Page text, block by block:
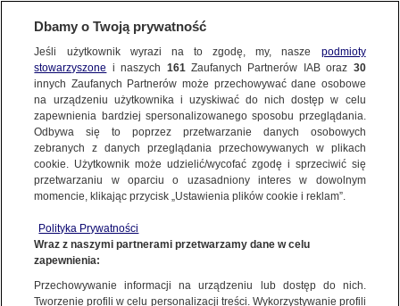
Dbamy o Twoją prywatność
Jeśli użytkownik wyrazi na to zgodę, my, nasze podmioty
stowarzyszone i naszych 161Zaufanych Partnerów IAB oraz 30
innych Zaufanych Partnerów może przechowywać dane osobowe
na urządzeniu użytkownika i uzyskiwać do nich dostęp w celu
zapewnienia bardziej spersonalizowanego sposobu przeglądania.
Odbywa się to poprzez przetwarzanie danych osobowych
zebranych z danych przeglądania przechowywanych w plikach
cookie. Użytkownik może udzielić/wycofać zgodę i sprzeciwić się
przetwarzaniu w oparciu o uzasadniony interes w dowolnym
momencie, klikając przycisk „Ustawienia plików cookie i reklam”.
Polityka Prywatności
Wraz z naszymi partnerami przetwarzamy dane w celu
zapewnienia:
Przechowywanie informacji na urządzeniu lub dostęp do nich.
Tworzenie profili w celu personalizacji treści. Wykorzystywanie profili